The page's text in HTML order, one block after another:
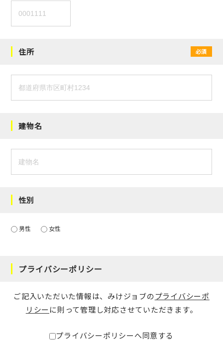
住所 必須
建物名
性別
男性 女性
プライバシーポリシー
ご記入いただいた情報は、みけジョブのプライバシーポ
リシー に則って管理し対応させていただきます。
プライバシーポリシーへ同意する